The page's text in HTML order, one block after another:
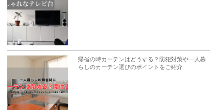
帰省の時カーテンはどうする？防犯対策や一人暮
らしのカーテン選びのポイントをご紹介